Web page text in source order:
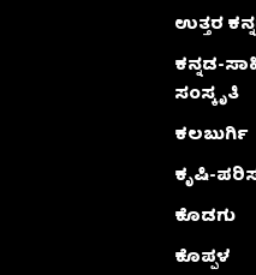
ಉತ್ತರ
ಕನ್ನಡ-
ಸಂಸ್ಕೃತಿ
ಕಲಬುರ್ಗಿ
ಕೃಷಿ-
ಕೊಡಗು
ಕೊಪ್ಪಳ